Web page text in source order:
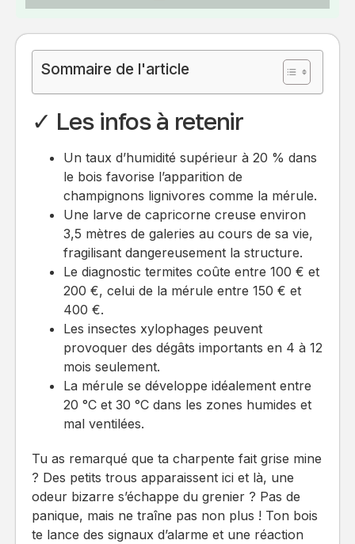
Sommaire de l'article
✓ Les infos à retenir
Un taux d’humidité supérieur à 20 % dans
le bois favorise l’apparition de
champignons lignivores comme la mérule.
Une larve de capricorne creuse environ
3,5 mètres de galeries au cours de sa vie,
fragilisant dangereusement la structure.
Le diagnostic termites coûte entre 100 € et
200 €, celui de la mérule entre 150 € et
400 €.
Les insectes xylophages peuvent
provoquer des dégâts importants en 4 à 12
mois seulement.
La mérule se développe idéalement entre
20 °C et 30 °C dans les zones humides et
mal ventilées.
Tu as remarqué que ta charpente fait grise mine
? Des petits trous apparaissent ici et là, une
odeur bizarre s’échappe du grenier ? Pas de
panique, mais ne traîne pas non plus ! Ton bois
te lance des signaux d’alarme et une réaction